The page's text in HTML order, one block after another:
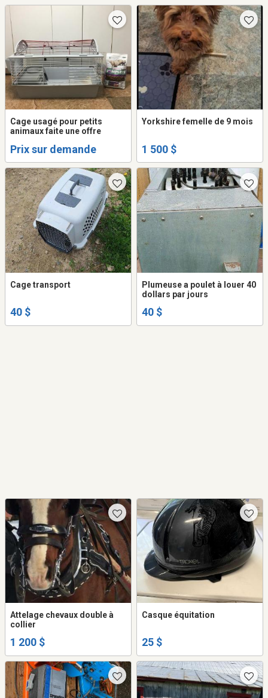
Cage usagé pour petits
animaux faite une offre
Prix sur demande
Yorkshire femelle de 9 mois
1 500 $
Cage transport
40 $
Plumeuse a poulet à louer 40
dollars par jours
40 $
Attelage chevaux double à
collier
1 200 $
Casque équitation
25 $